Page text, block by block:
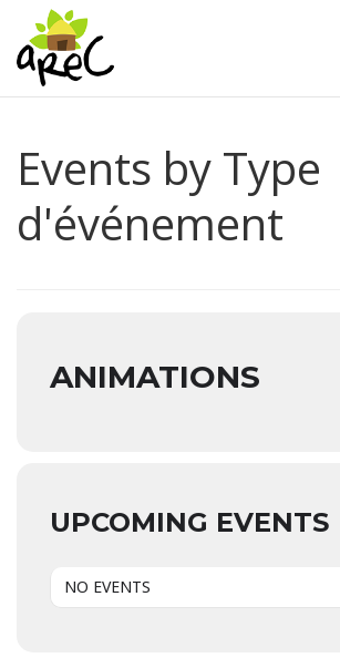
Events by Type
d'événement
ANIMATIONS
UPCOMING EVENTS
NO EVENTS